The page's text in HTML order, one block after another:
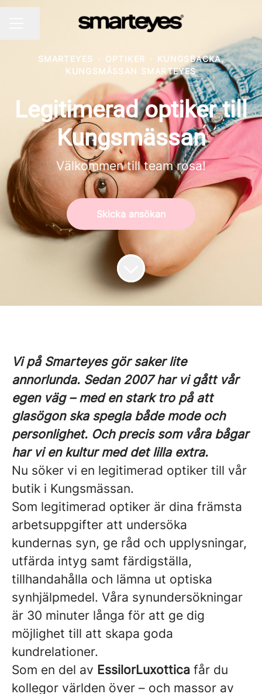
SMARTEYES · OPTIKER ·
KUNGSBACKA,
KUNGSMÄSSAN SMARTEYES
Legitimerad optiker till
Kungsmässan
Välkommen till team rosa!
Skicka ansökan
Vi på Smarteyes gör saker lite
annorlunda. Sedan 2007 har vi gått vår
egen väg – med en stark tro på att
glasögon ska spegla både mode och
personlighet. Och precis som våra bågar
har vi en kultur med det lilla extra.
Nu söker vi en legitimerad optiker till vår
butik i Kungsmässan.
Som legitimerad optiker är dina främsta
arbetsuppgifter att undersöka
kundernas syn, ge råd och upplysningar,
utfärda intyg samt färdigställa,
tillhandahålla och lämna ut optiska
synhjälpmedel. Våra synundersökningar
är 30 minuter långa för att ge dig
möjlighet till att skapa goda
kundrelationer.
Som en del av EssilorLuxottica får du
kollegor världen över – och massor av